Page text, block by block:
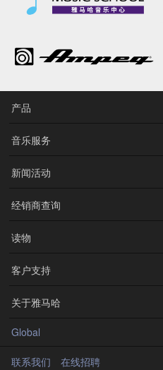
产品
音乐服务
新闻活动
经销商查询
读物
客户支持
关于雅马哈
Global
联系我们
在线招聘